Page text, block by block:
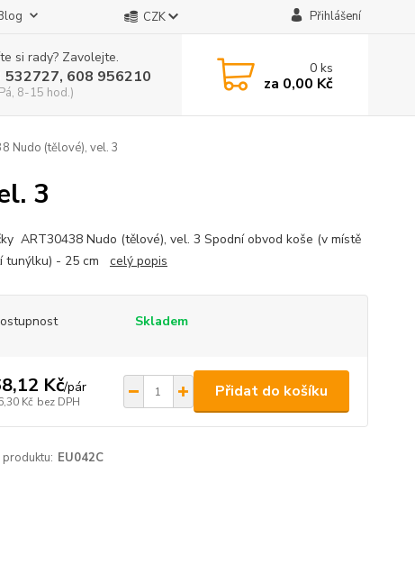
CZK Přihlášení
si rady? Zavolejte.
532727, 608 956210
8-15 hod.)
0ks
za 0,00 Kč
Nudo (tělové), vel. 3
3
ART30438 Nudo (tělové), vel. 3 Spodní obvod koše (v místě
tunýlku) - 25 cm celý popis
Skladem
Kč/pár
Kč bez DPH
Přidat do košíku
EU042C